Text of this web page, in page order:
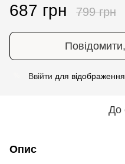
687 грн 799 грн
Ввійти для
До
Опис